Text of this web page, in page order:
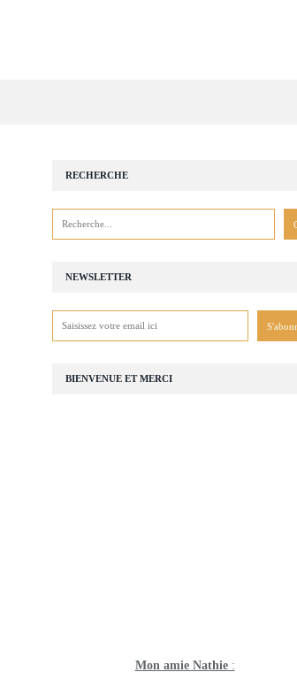
NEWSLETTER
RECHERCHE
BIENVENUE ET MERCI
Mon amie Nathie: